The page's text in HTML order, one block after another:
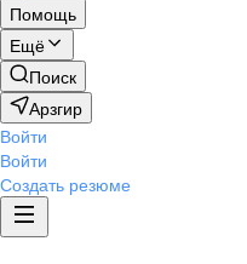
Помощь
Ещё
Поиск
Арзгир
Войти
Войти
Создать резюме